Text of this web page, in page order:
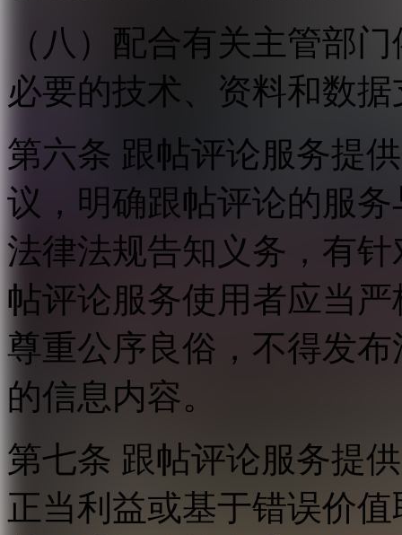
（八）配合有关主管部
必要的技术、资料和数
第六条 跟帖评论服务提
议，明确跟帖评论的服
法律法规告知义务，有
帖评论服务使用者应当
尊重公序良俗，不得发
的信息内容。
第七条 跟帖评论服务提
正当利益或基于错误价